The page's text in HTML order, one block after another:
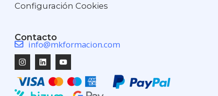
Configuración Cookies
Contacto
info@mkformacion.com
Instagram
LinkedinYoutube